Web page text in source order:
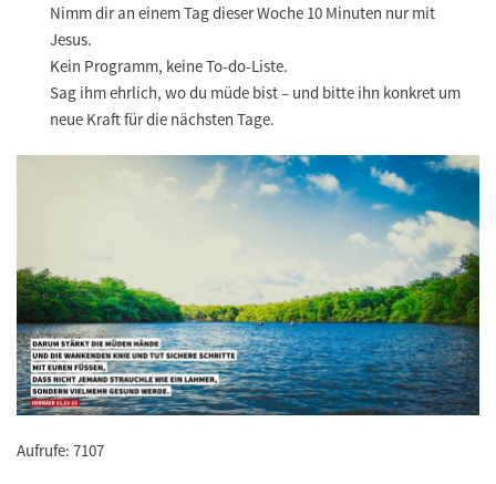
Nimm dir an einem Tag dieser Woche 10 Minuten nur mit
Jesus.
Kein Programm, keine To-do-Liste.
Sag ihm ehrlich, wo du müde bist – und bitte ihn konkret um
neue Kraft für die nächsten Tage.
Aufrufe: 7107